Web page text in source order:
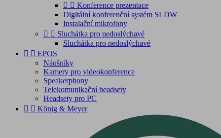
  Konference prezentace
Digitální konferenční systém SLDW
Instalační mikrofony
  Sluchátka pro nedoslýchavé
Sluchátka pro nedoslýchavé
  EPOS
Náušníky
Kamery pro videokonference
Speakerphony
Telekomunikační headsety
Headsety pro PC
  König & Meyer